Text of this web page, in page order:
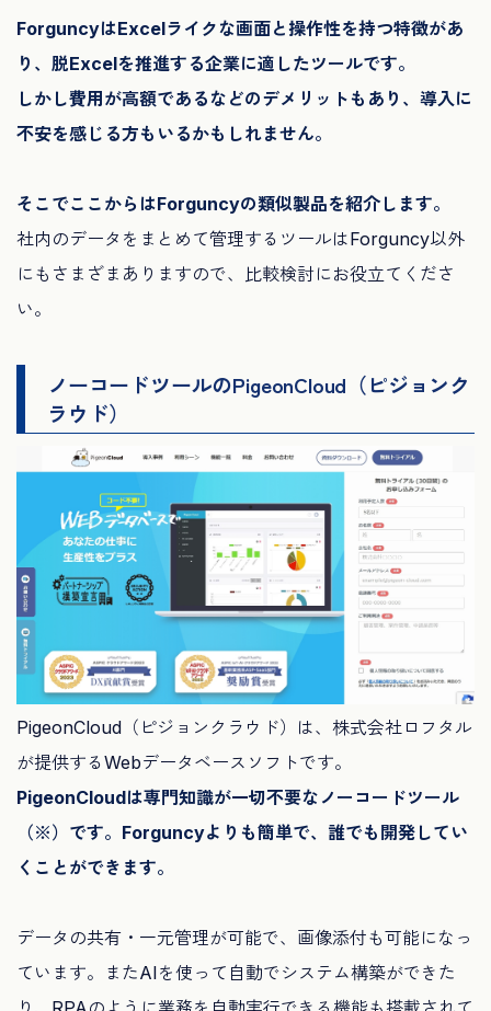
ForguncyはExcelライクな画面と操作性を持つ特徴があ
り、脱Excelを推進する企業に適したツールです。
しかし費用が高額であるなどのデメリットもあり、導入に
不安を感じる方もいるかもしれません。
そこでここからはForguncyの類似製品を紹介します。
社内のデータをまとめて管理するツールはForguncy以外
にもさまざまありますので、比較検討にお役立てくださ
い。
ノーコードツールのPigeonCloud（ピジョンク
ラウド）
PigeonCloud（ピジョンクラウド）は、株式会社ロフタル
が提供するWebデータベースソフトです。
PigeonCloudは専門知識が一切不要なノーコードツール
（※）です。Forguncyよりも簡単で、誰でも開発してい
くことができます。
データの共有・一元管理が可能で、画像添付も可能になっ
ています。またAIを使って自動でシステム構築ができた